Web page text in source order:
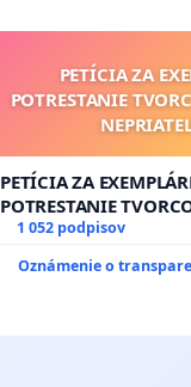
PETÍCIA ZA
POTRESTANIE
PETÍCIA ZA
POTRESTANIE
NEPRIATEĽOV"!
1 052 podpisov
Oznámenie o